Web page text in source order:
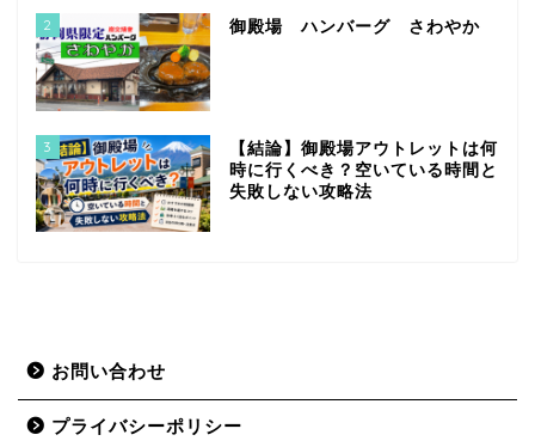
2 御殿場 ハンバーグ さわやか
3
【結論】御殿場アウトレットは何
時に行くべき？空いている時間と
失敗しない攻略法
お問い合わせ
プライバシーポリシー